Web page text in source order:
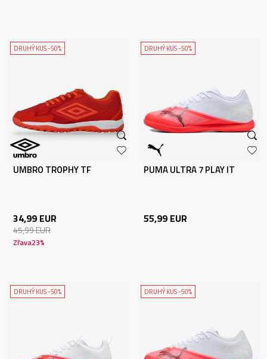
DRUHÝ KUS -50%
UMBRO TROPHY TF
34,99 EUR
45,99EUR
Zľava23%
DRUHÝ KUS -50%
PUMA ULTRA 7 PLAY IT
55,99 EUR
DRUHÝ KUS -50% DRUHÝ KUS -50%